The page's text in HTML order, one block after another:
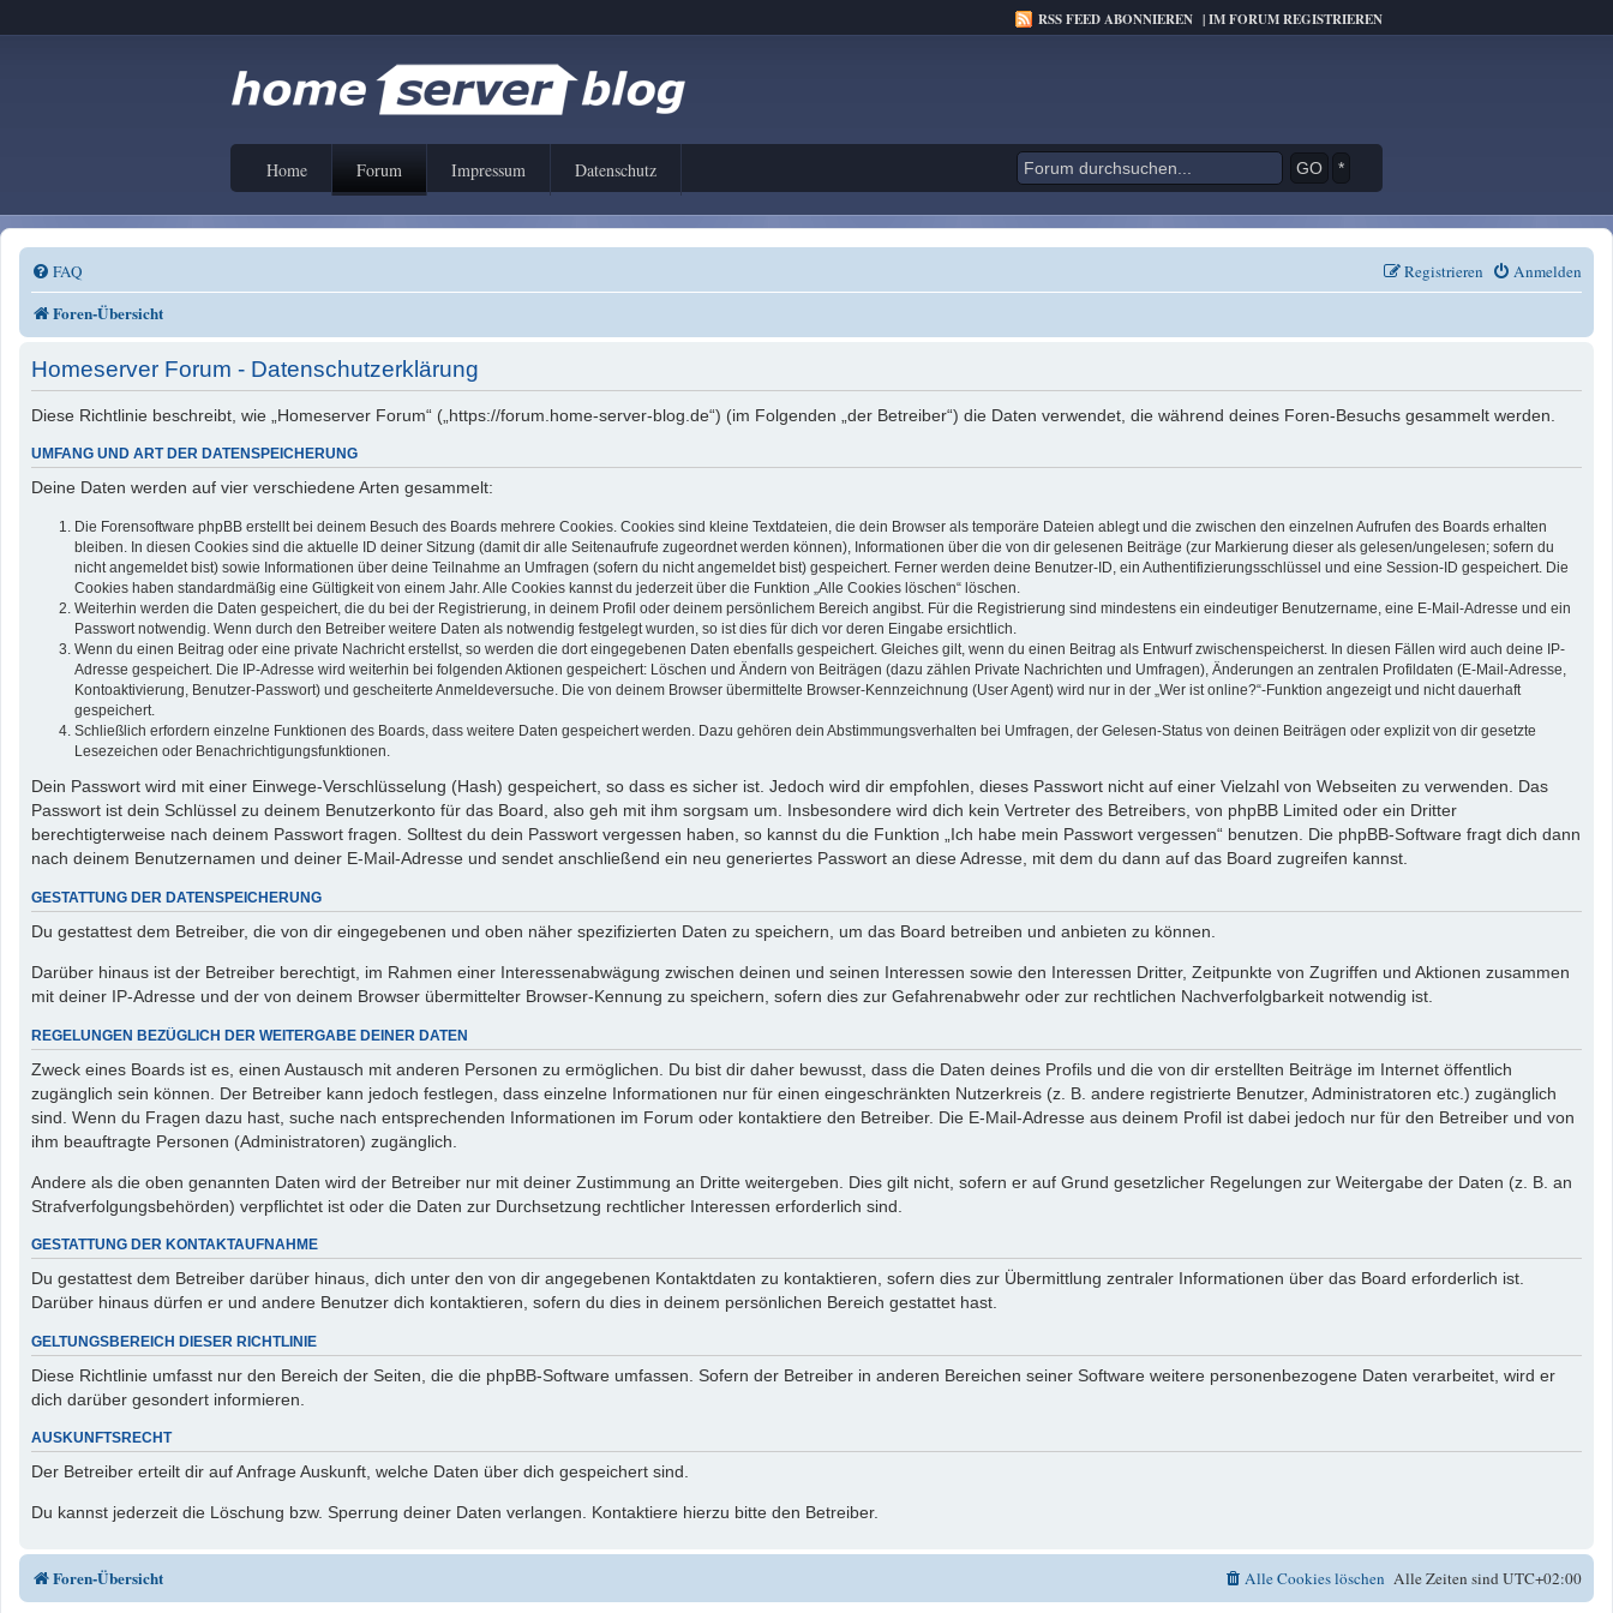
RSS FEED ABONNIEREN |IM FORUM REGISTRIEREN
Home Forum Impressum Datenschutz *
FAQ Anmelden
Registrieren
Foren-Übersicht
Homeserver Forum - Datenschutzerklärung
Diese Richtlinie beschreibt, wie „Homeserver Forum“ („https://forum.home-server-blog.de“) (im Folgenden „der Betreiber“) die Daten verwendet, die während deines Foren-Besuchs gesammelt werden.
UMFANG UND ART DER DATENSPEICHERUNG
Deine Daten werden auf vier verschiedene Arten gesammelt:
Die Forensoftware phpBB erstellt bei deinem Besuch des Boards mehrere Cookies. Cookies sind kleine Textdateien, die dein Browser als temporäre Dateien ablegt und die zwischen den einzelnen Aufrufen des Boards erhalten
bleiben. In diesen Cookies sind die aktuelle ID deiner Sitzung (damit dir alle Seitenaufrufe zugeordnet werden können), Informationen über die von dir gelesenen Beiträge (zur Markierung dieser als gelesen/ungelesen; sofern du
nicht angemeldet bist) sowie Informationen über deine Teilnahme an Umfragen (sofern du nicht angemeldet bist) gespeichert. Ferner werden deine Benutzer-ID, ein Authentifizierungsschlüssel und eine Session-ID gespeichert. Die
Cookies haben standardmäßig eine Gültigkeit von einem Jahr. Alle Cookies kannst du jederzeit über die Funktion „Alle Cookies löschen“ löschen.
Weiterhin werden die Daten gespeichert, die du bei der Registrierung, in deinem Profil oder deinem persönlichem Bereich angibst. Für die Registrierung sind mindestens ein eindeutiger Benutzername, eine E-Mail-Adresse und ein
Passwort notwendig. Wenn durch den Betreiber weitere Daten als notwendig festgelegt wurden, so ist dies für dich vor deren Eingabe ersichtlich.
Wenn du einen Beitrag oder eine private Nachricht erstellst, so werden die dort eingegebenen Daten ebenfalls gespeichert. Gleiches gilt, wenn du einen Beitrag als Entwurf zwischenspeicherst. In diesen Fällen wird auch deine IP-
Adresse gespeichert. Die IP-Adresse wird weiterhin bei folgenden Aktionen gespeichert: Löschen und Ändern von Beiträgen (dazu zählen Private Nachrichten und Umfragen), Änderungen an zentralen Profildaten (E-Mail-Adresse,
Kontoaktivierung, Benutzer-Passwort) und gescheiterte Anmeldeversuche. Die von deinem Browser übermittelte Browser-Kennzeichnung (User Agent) wird nur in der „Wer ist online?“-Funktion angezeigt und nicht dauerhaft
gespeichert.
Schließlich erfordern einzelne Funktionen des Boards, dass weitere Daten gespeichert werden. Dazu gehören dein Abstimmungsverhalten bei Umfragen, der Gelesen-Status von deinen Beiträgen oder explizit von dir gesetzte
Lesezeichen oder Benachrichtigungsfunktionen.
Dein Passwort wird mit einer Einwege-Verschlüsselung (Hash) gespeichert, so dass es sicher ist. Jedoch wird dir empfohlen, dieses Passwort nicht auf einer Vielzahl von Webseiten zu verwenden. Das
Passwort ist dein Schlüssel zu deinem Benutzerkonto für das Board, also geh mit ihm sorgsam um. Insbesondere wird dich kein Vertreter des Betreibers, von phpBB Limited oder ein Dritter
berechtigterweise nach deinem Passwort fragen. Solltest du dein Passwort vergessen haben, so kannst du die Funktion „Ich habe mein Passwort vergessen“ benutzen. Die phpBB-Software fragt dich dann
nach deinem Benutzernamen und deiner E-Mail-Adresse und sendet anschließend ein neu generiertes Passwort an diese Adresse, mit dem du dann auf das Board zugreifen kannst.
GESTATTUNG DER DATENSPEICHERUNG
Du gestattest dem Betreiber, die von dir eingegebenen und oben näher spezifizierten Daten zu speichern, um das Board betreiben und anbieten zu können.
Darüber hinaus ist der Betreiber berechtigt, im Rahmen einer Interessenabwägung zwischen deinen und seinen Interessen sowie den Interessen Dritter, Zeitpunkte von Zugriffen und Aktionen zusammen
mit deiner IP-Adresse und der von deinem Browser übermittelter Browser-Kennung zu speichern, sofern dies zur Gefahrenabwehr oder zur rechtlichen Nachverfolgbarkeit notwendig ist.
REGELUNGEN BEZÜGLICH DER WEITERGABE DEINER DATEN
Zweck eines Boards ist es, einen Austausch mit anderen Personen zu ermöglichen. Du bist dir daher bewusst, dass die Daten deines Profils und die von dir erstellten Beiträge im Internet öffentlich
zugänglich sein können. Der Betreiber kann jedoch festlegen, dass einzelne Informationen nur für einen eingeschränkten Nutzerkreis (z. B. andere registrierte Benutzer, Administratoren etc.) zugänglich
sind. Wenn du Fragen dazu hast, suche nach entsprechenden Informationen im Forum oder kontaktiere den Betreiber. Die E-Mail-Adresse aus deinem Profil ist dabei jedoch nur für den Betreiber und von
ihm beauftragte Personen (Administratoren) zugänglich.
Andere als die oben genannten Daten wird der Betreiber nur mit deiner Zustimmung an Dritte weitergeben. Dies gilt nicht, sofern er auf Grund gesetzlicher Regelungen zur Weitergabe der Daten (z. B. an
Strafverfolgungsbehörden) verpflichtet ist oder die Daten zur Durchsetzung rechtlicher Interessen erforderlich sind.
GESTATTUNG DER KONTAKTAUFNAHME
Du gestattest dem Betreiber darüber hinaus, dich unter den von dir angegebenen Kontaktdaten zu kontaktieren, sofern dies zur Übermittlung zentraler Informationen über das Board erforderlich ist.
Darüber hinaus dürfen er und andere Benutzer dich kontaktieren, sofern du dies in deinem persönlichen Bereich gestattet hast.
GELTUNGSBEREICH DIESER RICHTLINIE
Diese Richtlinie umfasst nur den Bereich der Seiten, die die phpBB-Software umfassen. Sofern der Betreiber in anderen Bereichen seiner Software weitere personenbezogene Daten verarbeitet, wird er
dich darüber gesondert informieren.
AUSKUNFTSRECHT
Der Betreiber erteilt dir auf Anfrage Auskunft, welche Daten über dich gespeichert sind.
Du kannst jederzeit die Löschung bzw. Sperrung deiner Daten verlangen. Kontaktiere hierzu bitte den Betreiber.
Foren-Übersicht Alle Zeiten sindUTC+02:00
Alle Cookies löschen